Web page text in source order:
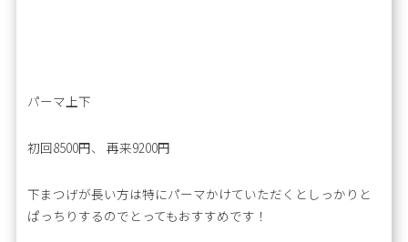
パーマ上下
初回8500円、 再来9200円
下まつげが長い方は特にパーマかけていただくとしっかりと
ぱっちりするのでとってもおすすめです！